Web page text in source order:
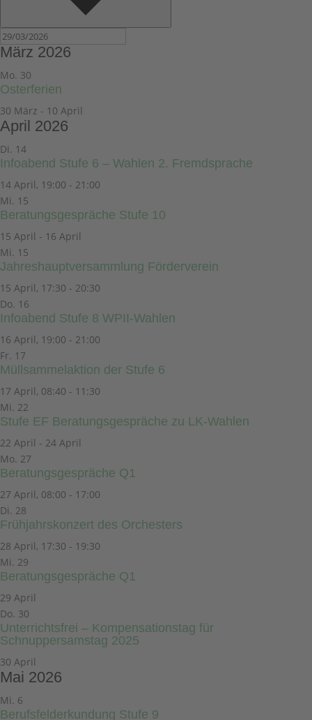
März 2026
Mo. 30
Osterferien
30 März - 10 April
April 2026
Di. 14
Infoabend Stufe 6 – Wahlen 2. Fremdsprache
14 April, 19:00 - 21:00
Mi. 15
Beratungsgespräche Stufe 10
15 April - 16 April
Mi. 15
Jahreshauptversammlung Förderverein
15 April, 17:30 - 20:30
Do. 16
Infoabend Stufe 8 WPII-Wahlen
16 April, 19:00 - 21:00
Fr. 17
Müllsammelaktion der Stufe 6
17 April, 08:40 - 11:30
Mi. 22
Stufe EF Beratungsgespräche zu LK-Wahlen
22 April - 24 April
Mo. 27
Beratungsgespräche Q1
27 April, 08:00 - 17:00
Di. 28
Frühjahrskonzert des Orchesters
28 April, 17:30 - 19:30
Mi. 29
Beratungsgespräche Q1
29 April
Do. 30
Unterrichtsfrei – Kompensationstag für
Schnuppersamstag 2025
30 April
Mai 2026
Mi. 6
Berufsfelderkundung Stufe 9